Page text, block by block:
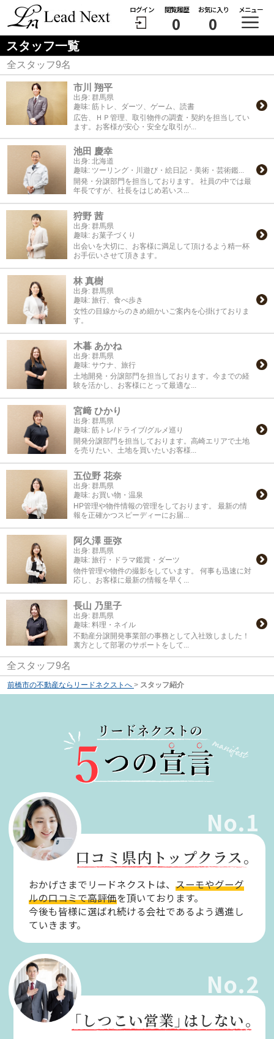
ログイン 閲覧履歴
0
お気に入り
0
メニュー
スタッフ一覧
全スタッフ9名
市川 翔平
出身: 群馬県
趣味: 筋トレ、ダーツ、ゲーム、読書
広告、ＨＰ管理、取引物件の調査・契約を担当してい
ます。お客様が安心・安全な取引が...
池田 慶幸
出身: 北海道
趣味: ツーリング・川遊び・絵日記・美術・芸術鑑...
開発・分譲部門を担当しております。 社員の中では最
年長ですが、社長をはじめ若いス...
狩野 茜
出身: 群馬県
趣味: お菓子づくり
出会いを大切に、お客様に満足して頂けるよう精一杯
お手伝いさせて頂きます。
林 真樹
出身: 群馬県
趣味: 旅行、食べ歩き
女性の目線からのきめ細かいご案内を心掛けておりま
す。
木暮 あかね
出身: 群馬県
趣味: サウナ、旅行
土地開発・分譲部門を担当しております。今までの経
験を活かし、お客様にとって最適な...
宮﨑 ひかり
出身: 群馬県
趣味: 筋トレ/ドライブ/グルメ巡り
開発分譲部門を担当しております。高崎エリアで土地
を売りたい、土地を買いたいお客様...
五位野 花奈
出身: 群馬県
趣味: お買い物・温泉
HP管理や物件情報の管理をしております。 最新の情
報を正確かつスピーディーにお届...
阿久澤 亜弥
出身: 群馬県
趣味: 旅行・ドラマ鑑賞・ダーツ
物件管理や物件の撮影をしています。 何事も迅速に対
応し、お客様に最新の情報を早く...
長山 乃里子
出身: 群馬県
趣味: 料理・ネイル
不動産分譲開発事業部の事務として入社致しました！
裏方として部署のサポートをして...
全スタッフ9名
前橋市の不動産ならリードネクストへ > スタッフ紹介
No.1
口コミ県内トップクラス。
おかげさまでリードネクストは、スーモやグーグ
ルの口コミで高評価を頂いております。
今後も皆様に選ばれ続ける会社であるよう邁進し
ていきます。
No.2
「しつこい営業」はしない。